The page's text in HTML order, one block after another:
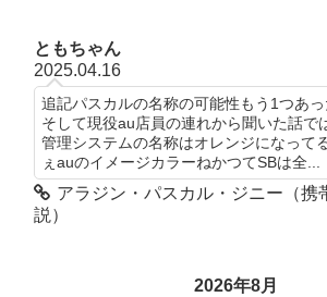
ともちゃん
2025.04.16
追記パスカルの名称の可能性もう1つあ
そして現役au店員の連れから聞いた話で
管理システムの名称はオレンジになって
ぇauのイメージカラーねかつてSBは全...
アラジン・パスカル・ジニー（携
説）
2026年8月